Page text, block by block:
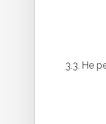
3.3. Не